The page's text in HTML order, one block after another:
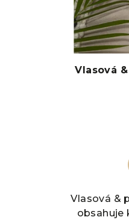
t
ů
Vlasová
Vlasová &
obsahuje